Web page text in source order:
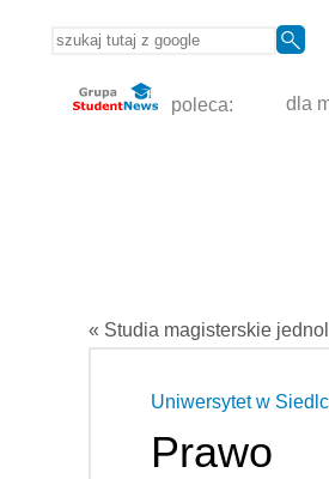
poleca: dla
« Studia magisterskie
Uniwersytet w
Prawo